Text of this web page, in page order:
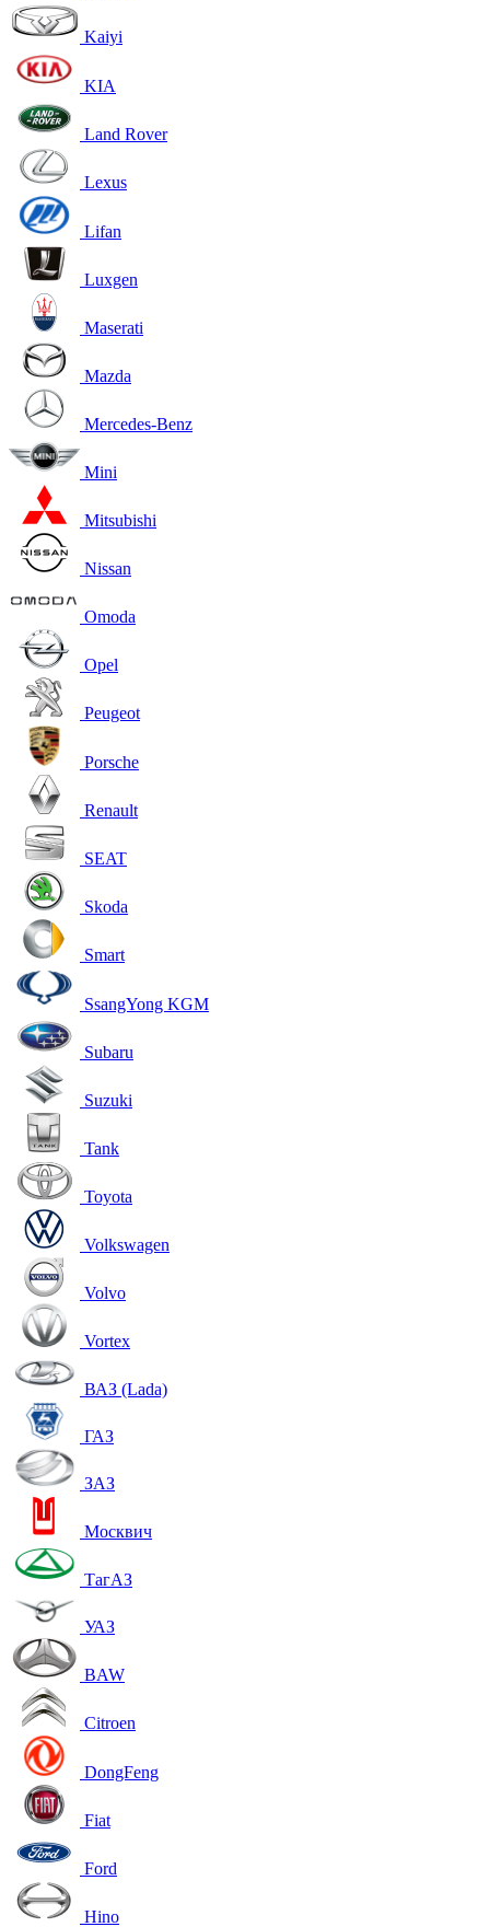
Kaiyi
KIA
Land Rover
Lexus
Lifan
Luxgen
Maserati
Mazda
Mercedes-Benz
Mini
Mitsubishi
Nissan
Omoda
Opel
Peugeot
Porsche
Renault
SEAT
Skoda
Smart
SsangYong KGM
Subaru
Suzuki
Tank
Toyota
Volkswagen
Volvo
Vortex
ВАЗ (Lada)
ГАЗ
ЗАЗ
Москвич
ТагАЗ
УАЗ
BAW
Citroen
DongFeng
Fiat
Ford
Hino